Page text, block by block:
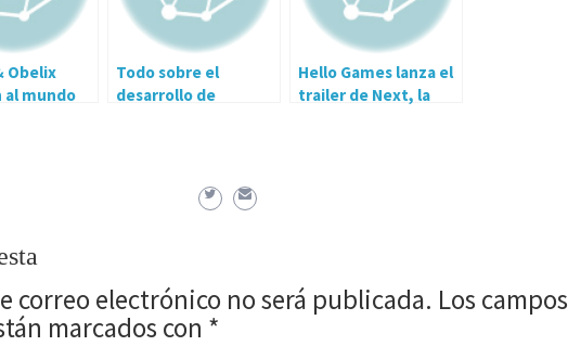
Obelix
al mundo
Todo sobre el
desarrollo de
Hello Games lanza el
trailer de Next, la
correo electrónico no será publicada. Los campos
marcados con *